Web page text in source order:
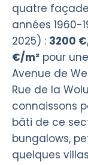
quatre
années 1960-
2025) : 3200
€/m² pour
Avenue de
Rue de la
connaissons
bâti de ce
bungalows,
quelques